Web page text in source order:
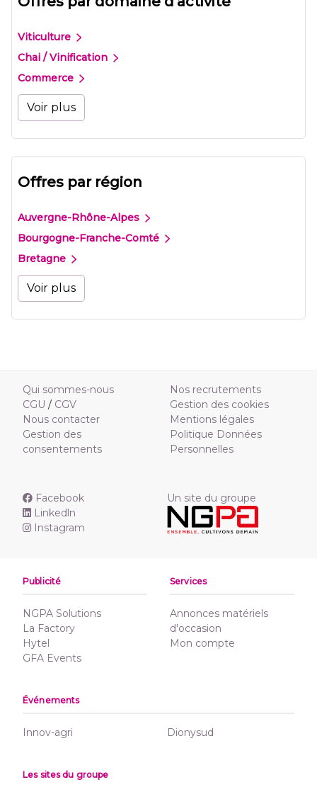
Viticulture
Chai / Vinification
Commerce
Voir plus
Offres par région
Auvergne-Rhône-Alpes
Bourgogne-Franche-Comté
Bretagne
Voir plus
Qui sommes-nous
CGU / CGV
Nous contacter
Gestion des
consentements
Nos recrutements
Gestion des cookies
Mentions légales
Politique Données
Personnelles
Facebook
Linkedln
Instagram
Un site du groupe
Publicité
NGPA Solutions
La Factory
Hytel
GFA Events
Services
Annonces matériels
d'occasion
Mon compte
Événements
Innov-agri Dionysud
Les sites du groupe